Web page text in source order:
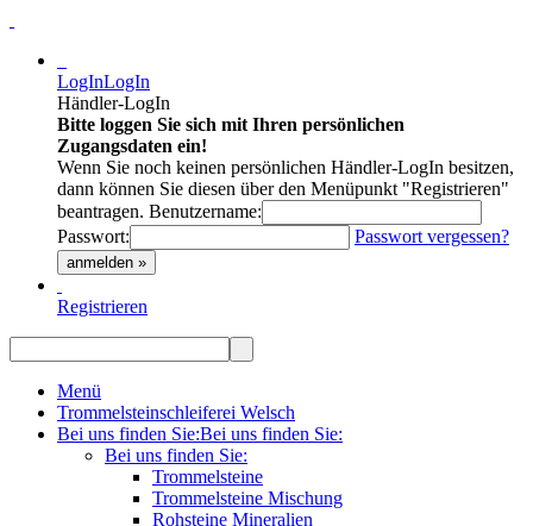
LogInLogIn
Händler-LogIn
Bitte loggen Sie sich mit Ihren persönlichen
Zugangsdaten ein!
Wenn Sie noch keinen persönlichen Händler-LogIn besitzen,
dann können Sie diesen über den Menüpunkt "Registrieren"
beantragen. Benutzername:
Passwort:
Passwort vergessen?
anmelden »
Registrieren
Menü
Trommelsteinschleiferei Welsch
Bei uns finden Sie:Bei uns finden Sie:
Bei uns finden Sie:
Trommelsteine
Trommelsteine Mischung
Rohsteine Mineralien